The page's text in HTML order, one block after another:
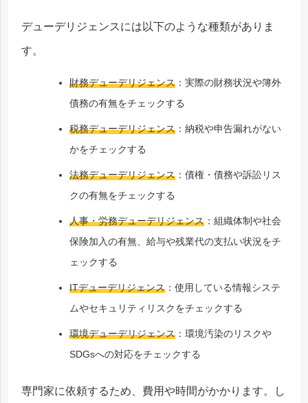
デューデリジェンスには以下のような種類がありま
す。
財務デューデリジェンス ：実際の財務状況や簿外
債務の有無をチェックする
税務デューデリジェンス ：納税や申告漏れがない
かをチェックする
法務デューデリジェンス ：債権・債務や訴訟リス
クの有無をチェックする
人事・労務デューデリジェンス ：組織体制や社会
保険加入の有無、給与や残業代の支払い状況をチ
ェックする
ITデューデリジェンス ：使用している情報システ
ムやセキュリティリスクをチェックする
環境デューデリジェンス ：環境汚染のリスクや
SDGsへの対応をチェックする
専門家に依頼するため、費用や時間がかかります。し